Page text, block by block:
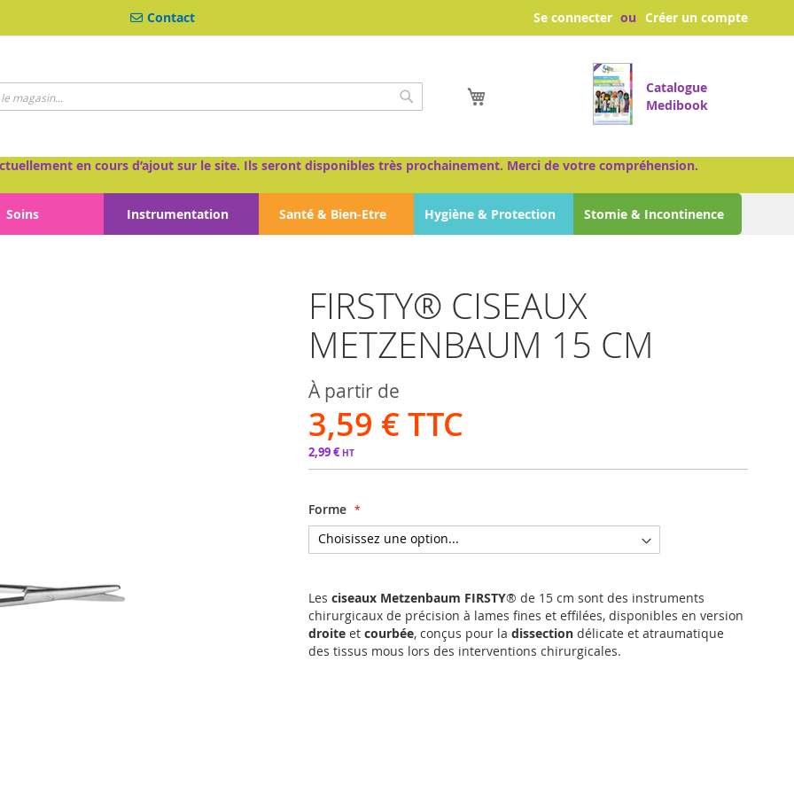
Se connecter Créer un compte
Contact
Mon panier
Catalogue
Medibook
en cours d’ajout sur le site. Ils seront disponibles très prochainement. Merci de votre compréhension.
Soins Instrumentation Santé & Bien-Etre Hygiène & Protection Stomie & Incontinence
FIRSTY® CISEAUX
METZENBAUM 15 CM
À partir de
3,59 €
2,99 €
Forme
Les ciseaux Metzenbaum FIRSTY® de 15 cm sont des instruments
chirurgicaux de précision à lames fines et effilées, disponibles en version
droite et courbée, conçus pour la dissection délicate et atraumatique
des tissus mous lors des interventions chirurgicales.